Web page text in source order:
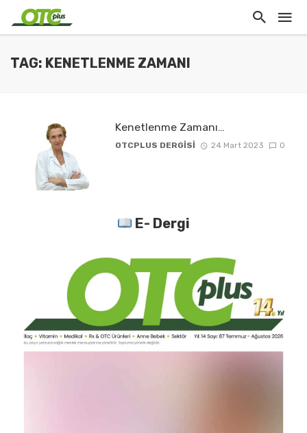
TAG: KENETLENME ZAMANI
Kenetlenme Zamanı…
OTCPLUS DERGİSİ 24 Mart 2023 0
E- Dergi